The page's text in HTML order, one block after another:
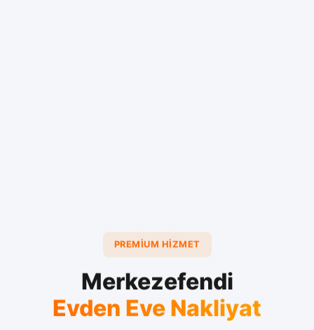
PREMIUM HIZMET
Merkezefendi
Evden Eve Nakliyat